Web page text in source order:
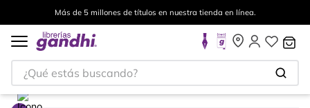
Más de 5 millones de títulos en nuestra tienda en línea.
¿Qué estás buscando?